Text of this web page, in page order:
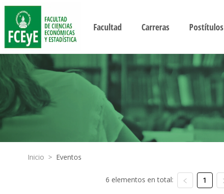
Facultad Carreras Postítulos
Inicio > Eventos
6 elementos en total: 1